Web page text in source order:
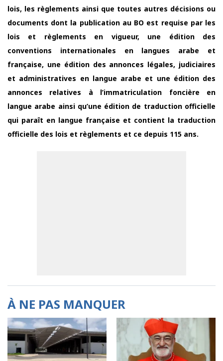
lois, les règlements ainsi que toutes autres décisions ou
documents dont la publication au BO est requise par les
lois et règlements en vigueur, une édition des
conventions internationales en langues arabe et
française, une édition des annonces légales, judiciaires
et administratives en langue arabe et une édition des
annonces relatives à l’immatriculation foncière en
langue arabe ainsi qu’une édition de traduction officielle
qui paraît en langue française et contient la traduction
officielle des lois et règlements et ce depuis 115 ans.
À NE PAS MANQUER